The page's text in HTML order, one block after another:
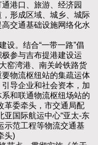
港口、旅游、经济园
形成区域、城乡、城际
交通基础设施网络化水
。结合“一带一路”倡
参与吉布提港建设运
窑湾港、南关岭铁路货
物流枢纽站的集疏运体
导企业和社会资本，加
和联通物流枢纽场站的
革委牵头，市交通局配
国际航运中心“亚太-东
示范工程等物流交通基
头)